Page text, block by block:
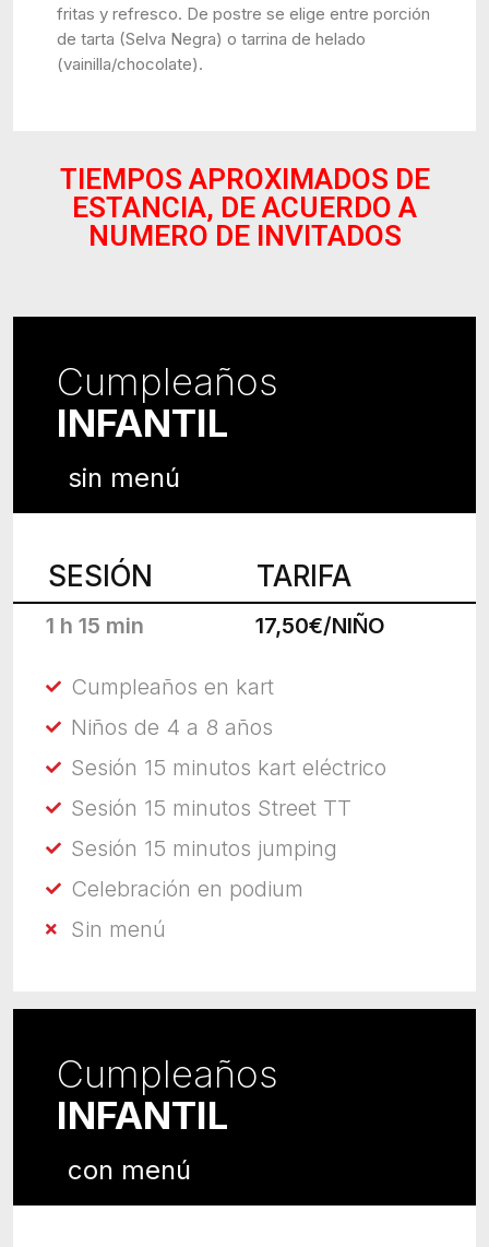
fritas y refresco. De postre se elige entre porción
de tarta (Selva Negra) o tarrina de helado
(vainilla/chocolate).
TIEMPOS APROXIMADOS DE
ESTANCIA, DE ACUERDO A
NUMERO DE INVITADOS
Cumpleaños
INFANTIL
sin menú
SESIÓN TARIFA
1 h 15 min 17,50€/NIÑO
Cumpleaños en kart
Niños de 4 a 8 años
Sesión 15 minutos kart eléctrico
Sesión 15 minutos Street TT
Sesión 15 minutos jumping
Celebración en podium
Sin menú
Cumpleaños
INFANTIL
con menú